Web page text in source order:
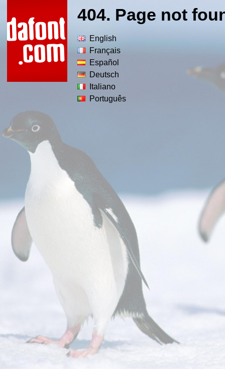
404. Page not
English
Français
Español
Deutsch
Italiano
Português